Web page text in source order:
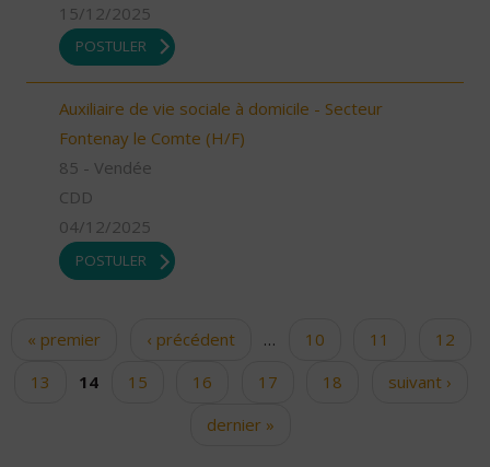
15/12/2025
POSTULER
Auxiliaire de vie sociale à domicile - Secteur
Fontenay le Comte (H/F)
85 - Vendée
CDD
04/12/2025
POSTULER
Pages
« premier ‹ précédent … 10 11
12
13
14 15 16 17 18
suivant ›
dernier »